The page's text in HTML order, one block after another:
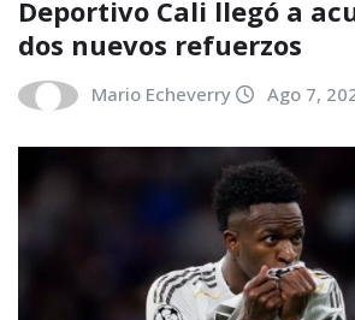
Deportivo Cali llegó a
dos nuevos refuerzos
Mario Echeverry Ago 7,